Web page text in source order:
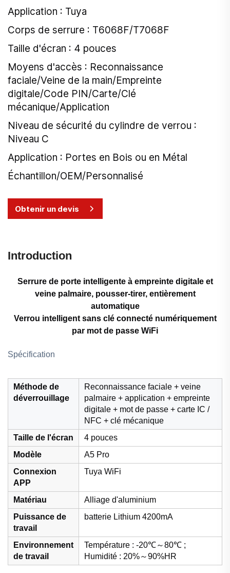
Application : Tuya
Corps de serrure : T6068F/T7068F
Taille d'écran : 4 pouces
Moyens d'accès : Reconnaissance
faciale/Veine de la main/Empreinte
digitale/Code PIN/Carte/Clé
mécanique/Application
Niveau de sécurité du cylindre de verrou :
Niveau C
Application : Portes en Bois ou en Métal
Échantillon/OEM/Personnalisé
Obtenir un devis
Introduction
Serrure de porte intelligente à empreinte digitale et
veine palmaire, pousser-tirer, entièrement
automatique
Verrou intelligent sans clé connecté numériquement
par mot de passe WiFi
Spécification
Méthode de
déverrouillage
Reconnaissance faciale + veine
palmaire + application + empreinte
digitale + mot de passe + carte IC /
NFC + clé mécanique
Taille de l'écran
4 pouces
Modèle
A5 Pro
Connexion
APP
Tuya WiFi
Matériau
Alliage d'aluminium
Puissance de
travail
batterie Lithium 4200mA
Environnement
de travail
Température : -20℃～80℃ ;
Humidité : 20%～90%HR